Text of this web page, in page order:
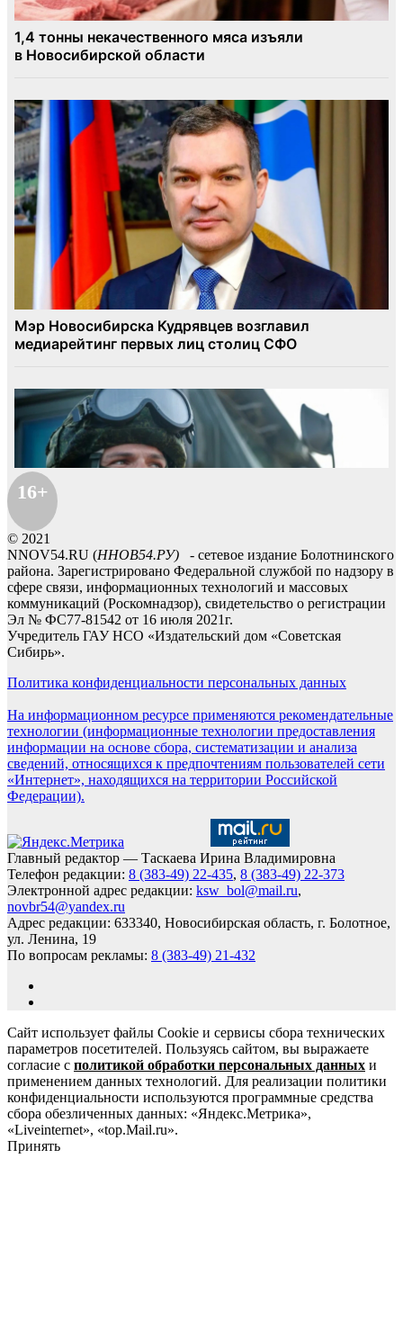
16+
© 2021
NNOV54.RU (ННОВ54.РУ) - сетевое издание Болотнинского
района. Зарегистрировано Федеральной службой по надзору в
сфере связи, информационных технологий и массовых
коммуникаций (Роскомнадзор), свидетельство о регистрации
Эл № ФС77-81542 от 16 июля 2021г.
Учредитель ГАУ НСО «Издательский дом «Советская
Сибирь».
Политика конфиденциальности персональных данных
На информационном ресурсе применяются рекомендательные
технологии (информационные технологии предоставления
информации на основе сбора, систематизации и анализа
сведений, относящихся к предпочтениям пользователей сети
«Интернет», находящихся на территории Российской
Федерации).
Главный редактор — Таскаева Ирина Владимировна
Телефон редакции: 8 (383-49) 22-435, 8 (383-49) 22-373
Электронной адрес редакции: ksw_bol@mail.ru,
novbr54@yandex.ru
Адрес редакции: 633340, Новосибирская область, г. Болотное,
ул. Ленина, 19
По вопросам рекламы: 8 (383-49) 21-432
Сайт использует файлы Cookie и сервисы сбора технических
параметров посетителей. Пользуясь сайтом, вы выражаете
согласие с политикой обработки персональных данных и
применением данных технологий. Для реализации политики
конфиденциальности используются программные средства
сбора обезличенных данных: «Яндекс.Метрика»,
«Liveinternet», «top.Mail.ru».
Принять